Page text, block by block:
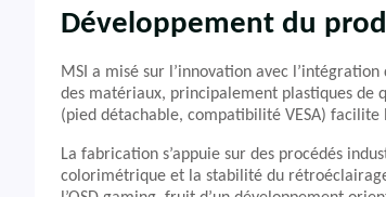
Développement du
MSI a misé sur l’innovation avec l’intégration
des matériaux, principalement plastiques de
(pied détachable, compatibilité VESA)
La fabrication s’appuie sur des procédés
colorimétrique et la stabilité du